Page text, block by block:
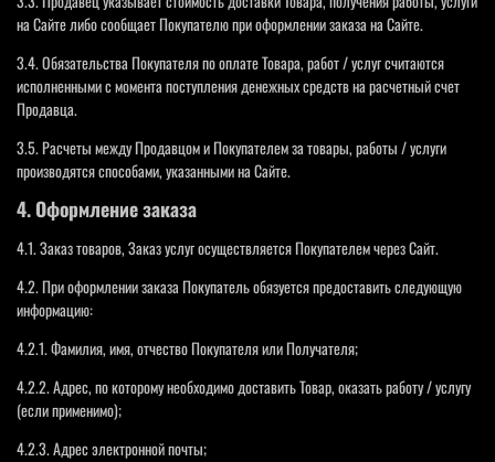
на Сайте либо сообщает Покупателю при оформлении заказа на Сайте.
3.4. Обязательства Покупателя по оплате Товара, работ / услуг считаются
исполненными с момента поступления денежных средств на расчетный счет
Продавца.
3.5. Расчеты между Продавцом и Покупателем за товары, работы / услуги
производятся способами, указанными на Сайте.
4. Оформление заказа
4.1. Заказ товаров, Заказ услуг осуществляется Покупателем через Сайт.
4.2. При оформлении заказа Покупатель обязуется предоставить следующую
информацию:
4.2.1. Фамилия, имя, отчество Покупателя или Получателя;
4.2.2. Адрес, по которому необходимо доставить Товар, оказать работу / услугу
(если применимо);
4.2.3. Адрес электронной почты;